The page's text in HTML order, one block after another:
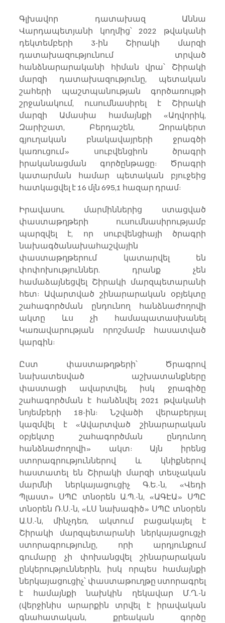
Գլխավոր դատախազ Աննա
Վարդապետյանի կողմից՝ 2022 թվականի
դեկտեմբերի 3-ին Շիրակի մարզի
դատախազությունում տրված
հանձնարարականի հիման վրա՝ Շիրակի
մարզի դատախազությունը, պետական
շահերի պաշտպանության գործառույթի
շրջանակում, ուսումնասիրել է Շիրակի
մարզի Ամասիա համայնքի «Աղվորիկ,
Զարիշատ, Բերդաշեն, Զորակերտ
գյուղական բնակավայրերի ջրագծի
կառուցում» սուբվենցիոն ծրագրի
իրականացման գործընթացը: Ծրագրի
կատարման համար պետական բյուջեից
հատկացվել է 16 մլն 695,1 հազար դրամ:
Իրավասու մարմիններից ստացված
փաստաթղթերի ուսումնասիրությամբ
պարզվել է, որ սուբվենցիայի ծրագրի
նախագծանախահաշվային
փաստաթղթերում կատարվել են
փոփոխություններ. դրանք չեն
համաձայնեցվել Շիրակի մարզպետարանի
հետ: Ավարտված շինարարական օբյեկտը
շահագործման ընդունող հանձնաժողովի
ակտը ևս չի համապատասխանել
Կառավարության որոշմամբ հասատված
կարգին:
Ըստ փաստաթղթերի՝ Ծրագրով
նախատեսված աշխատանքները
փաստացի ավարտվել, իսկ ջրագիծը
շահագործման է հանձնվել 2021 թվականի
նոյեմբերի 18-ին: Նշվածի վերաբերյալ
կազմվել է «Ավարտված շինարարական
օբյեկտը շահագործման ընդունող
հանձնաժողովի» ակտ: Այն իրենց
ստորագրություններով և կնիքներով
հաստատել են Շիրակի մարզի տեսչական
մարմնի ներկայացուցիչ Գ.Ե.-ն, «Վեդի
Պլաստ» ՍՊԸ տնօրեն Ա.Պ.-ն, «ԱԳԷԱ» ՍՊԸ
տնօրեն Ռ.Ս.-ն, «ԼՍ նախագիծ» ՍՊԸ տնօրեն
Ա.Ս.-ն, մինչդեռ, ակտում բացակայել է
Շիրակի մարզպետարանի ներկայացուցչի
ստորագրությունը, որի արդյունքում
գումարը չի փոխանցվել շինարարական
ընկերություններին, իսկ որպես համայնքի
ներկայացուցիչ՝ փաստաթուղթը ստորագրել
է համայնքի նախկին ղեկավար Մ.Ղ.-ն
(վերջինիս արարքին տրվել է իրավական
գնահատական, քրեական գործը